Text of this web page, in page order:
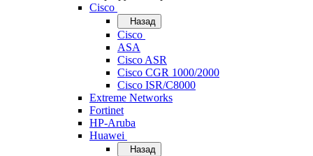
Cisco
Назад
Cisco
ASA
Cisco ASR
Cisco CGR 1000/2000
Cisco ISR/С8000
Extreme Networks
Fortinet
HP-Aruba
Huawei
Назад